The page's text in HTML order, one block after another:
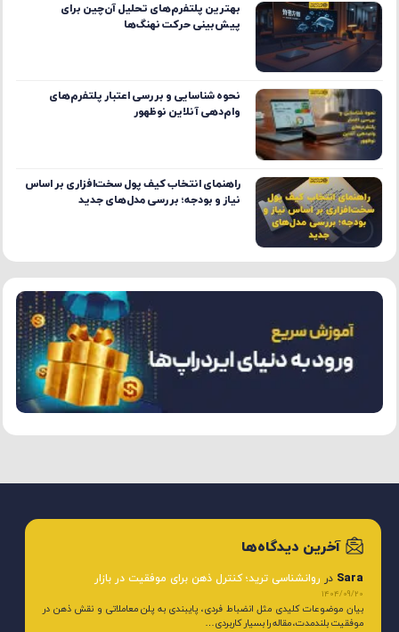
بهترین پلتفرم‌های تحلیل آن‌چین برای
پیش‌بینی حرکت نهنگ‌ها
نحوه شناسایی و بررسی اعتبار پلتفرم‌های
وام‌دهی آنلاین نوظهور
راهنمای انتخاب کیف پول سخت‌افزاری بر اساس
نیاز و بودجه؛ بررسی مدل‌های جدید
آخرین دیدگاه‌ها
Sara در روانشناسی ترید؛ کنترل ذهن برای موفقیت در بازار
1404/09/20
بیان موضوعات کلیدی مثل انضباط فردی، پایبندی به پلن معاملاتی و نقش ذهن در
موفقیت بلندمدت، مقاله را بسیار کاربردی…